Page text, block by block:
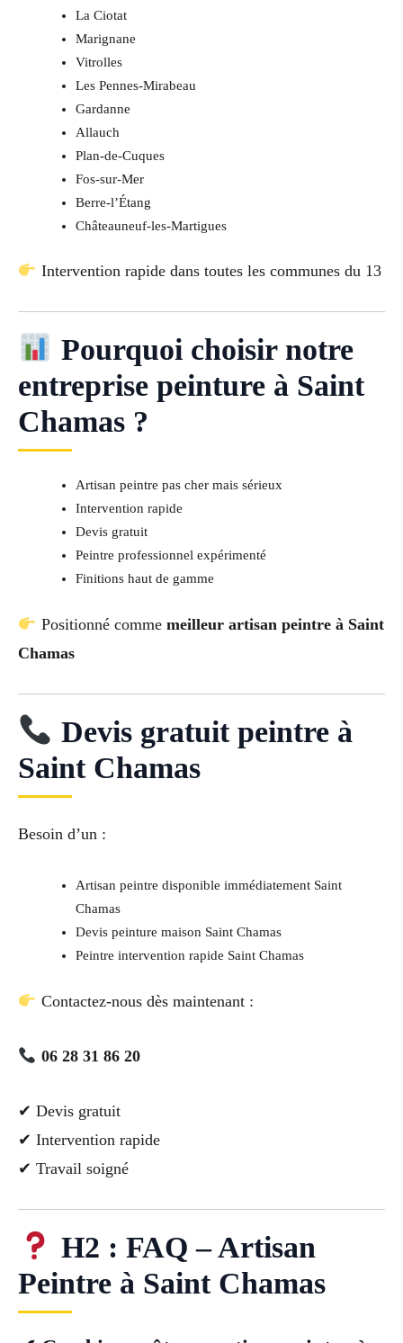
La Ciotat
Marignane
Vitrolles
Les Pennes-Mirabeau
Gardanne
Allauch
Plan-de-Cuques
Fos-sur-Mer
Berre-l’Étang
Châteauneuf-les-Martigues
Intervention rapide dans toutes les communes du 13
Pourquoi choisir notre
entreprise peinture à Saint
Chamas ?
Artisan peintre pas cher mais sérieux
Intervention rapide
Devis gratuit
Peintre professionnel expérimenté
Finitions haut de gamme
Positionné comme meilleur artisan peintre à Saint
Chamas
Devis gratuit peintre à
Saint Chamas
Besoin d’un :
Artisan peintre disponible immédiatement Saint
Chamas
Devis peinture maison Saint Chamas
Peintre intervention rapide Saint Chamas
Contactez-nous dès maintenant :
06 28 31 86 20
✔ Devis gratuit
✔ Intervention rapide
✔ Travail soigné
H2 : FAQ – Artisan
Peintre à Saint Chamas